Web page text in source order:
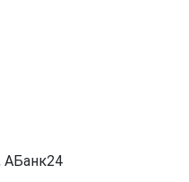
АБанк24